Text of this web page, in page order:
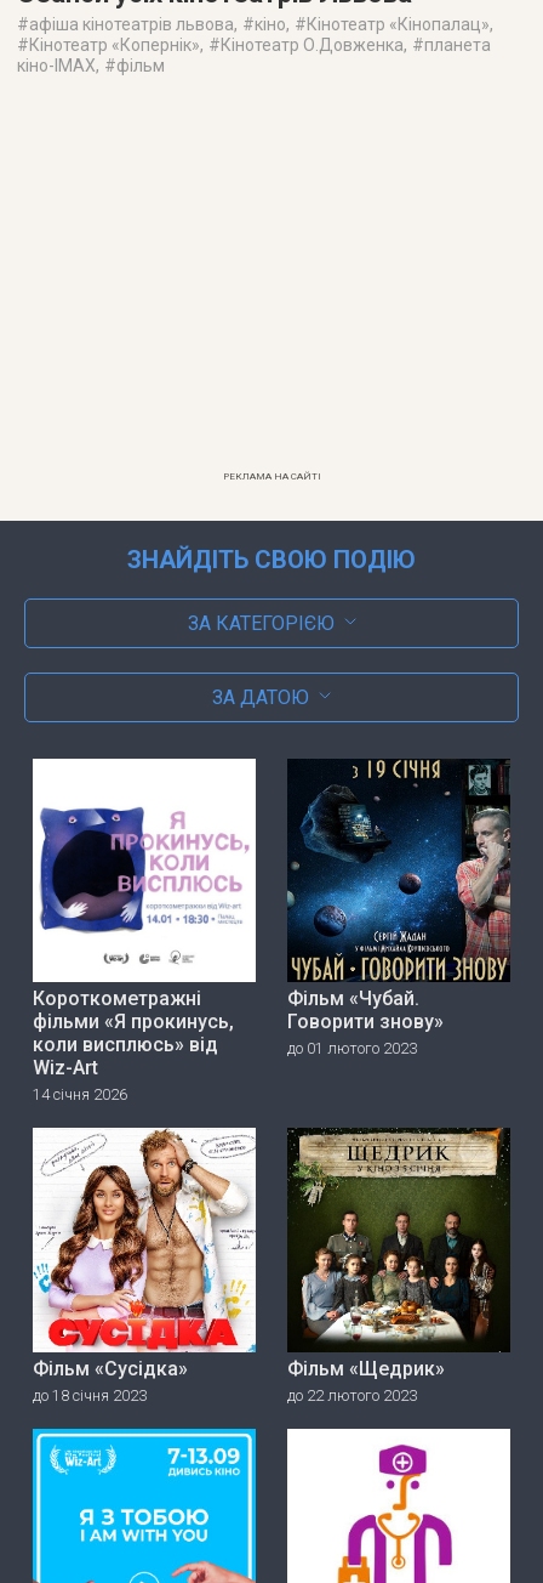
#афіша кінотеатрів львова, #кіно, #Кінотеатр «Кінопалац»,
#Кінотеатр «Копернік», #Кінотеатр О.Довженка, #планета
кіно-IMAX, #фільм
РЕКЛАМА НА САЙТІ
ЗНАЙДІТЬ СВОЮ ПОДІЮ
ЗА КАТЕГОРІЄЮ
ЗА ДАТОЮ
Короткометражні
фільми «Я прокинусь,
коли висплюсь» від
Wiz-Art
14 січня 2026
Фільм «Чубай.
Говорити знову»
до 01 лютого 2023
Фільм «Сусідка»
до 18 січня 2023
Фільм «Щедрик»
до 22 лютого 2023